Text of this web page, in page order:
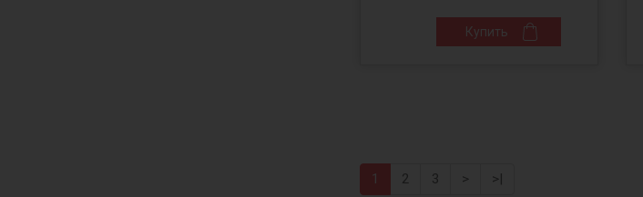
Купить
1 2 3 > >|